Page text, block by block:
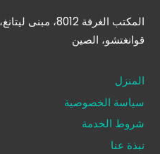
قوانغتشو، الصين
المنزل
سياسة الخصوصية
شروط الخدمة
نبذة عنا